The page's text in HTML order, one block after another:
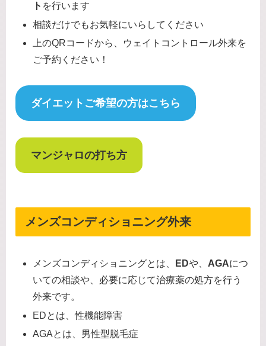
ト を行います
相談だけでもお気軽にいらしてください
上のQRコードから、ウェイトコントロール外来を
ご予約ください！
ダイエットご希望の方はこちら
マンジャロの打ち方
メンズコンディショニング外来
メンズコンディショニングとは、 EDや、 AGAにつ
いての相談や、必要に応じて治療薬の処方を行う
外来です。
EDとは、性機能障害
AGAとは、男性型脱毛症